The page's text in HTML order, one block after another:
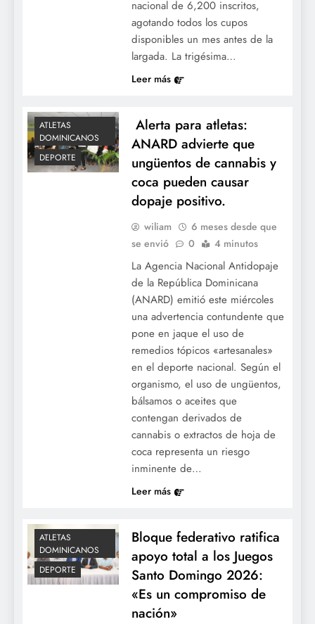
nacional de 6,200 inscritos,
agotando todos los cupos
disponibles un mes antes de la
largada. La trigésima…
Leer más
ATLETAS
DOMINICANOS
DEPORTE
Alerta para atletas:
ANARD advierte que
ungüentos de cannabis y
coca pueden causar
dopaje positivo.
wiliam
6 meses desde que
se envió
0 4 minutos
La Agencia Nacional Antidopaje
de la República Dominicana
(ANARD) emitió este miércoles
una advertencia contundente que
pone en jaque el uso de
remedios tópicos «artesanales»
en el deporte nacional. Según el
organismo, el uso de ungüentos,
bálsamos o aceites que
contengan derivados de
cannabis o extractos de hoja de
coca representa un riesgo
inminente de…
Leer más
ATLETAS
DOMINICANOS
DEPORTE
Bloque federativo ratifica
apoyo total a los Juegos
Santo Domingo 2026:
«Es un compromiso de
nación»